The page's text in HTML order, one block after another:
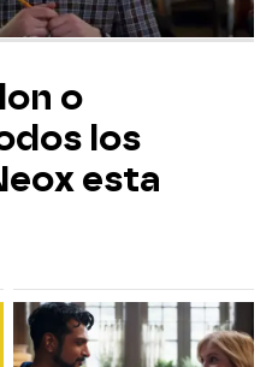
o
los
esta